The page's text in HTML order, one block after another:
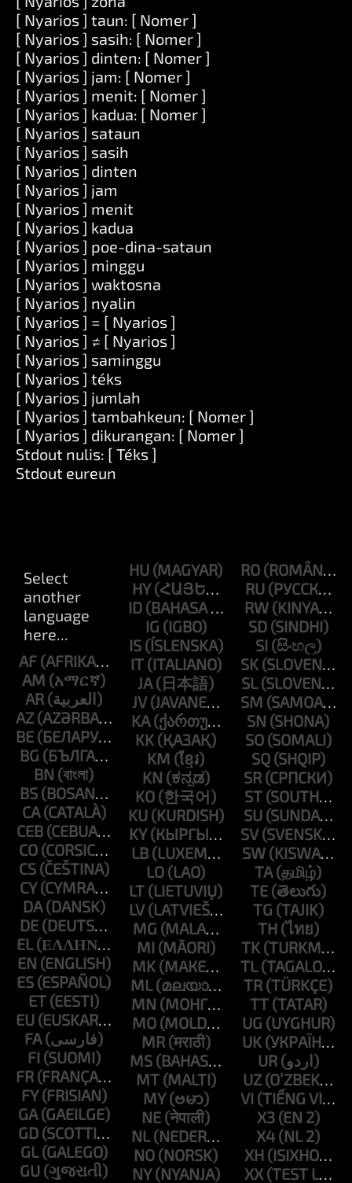
[ Nyarios ] taun: [ Nomer ]
[ Nyarios ] sasih: [ Nomer ]
[ Nyarios ] dinten: [ Nomer ]
[ Nyarios ] jam: [ Nomer ]
[ Nyarios ] menit: [ Nomer ]
[ Nyarios ] kadua: [ Nomer ]
[ Nyarios ] sataun
[ Nyarios ] sasih
[ Nyarios ] dinten
[ Nyarios ] jam
[ Nyarios ] menit
[ Nyarios ] kadua
[ Nyarios ] poe-dina-sataun
[ Nyarios ] minggu
[ Nyarios ] waktosna
[ Nyarios ] nyalin
[ Nyarios ] = [ Nyarios ]
[ Nyarios ] ≠ [ Nyarios ]
[ Nyarios ] saminggu
[ Nyarios ] téks
[ Nyarios ] jumlah
[ Nyarios ] tambahkeun: [ Nomer ]
[ Nyarios ] dikurangan: [ Nomer ]
Stdout nulis: [ Téks ]
Stdout eureun
AF
AM
AR
AZ
BE
BG
BN
BS
CA
CEB
CO
CS
CY
DA
DE
EL
EN
ES
ET
EU
FA
FI
FR
FY
GA
GD
GL
GU
HU
HY
ID
IG
IS
IT
JA
JV
KA
KK
KM
KN
KO
KU
KY
LB
LO
LT
LV
MG
MI
MK
ML
MN
MO
MR
MS
MT
MY
NE
NL
NO
NY
RO
RU
RW
SD
SI
SK
SL
SM
SN
SO
SQ
SR
ST
SU
SV
SW
TA
TE
TG
TH
TK
TL
TR
TT
UG
UK
UR
UZ
VI
X3
X4
XH
XX